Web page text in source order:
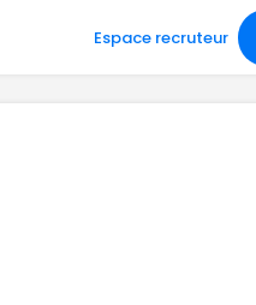
Espace recruteur